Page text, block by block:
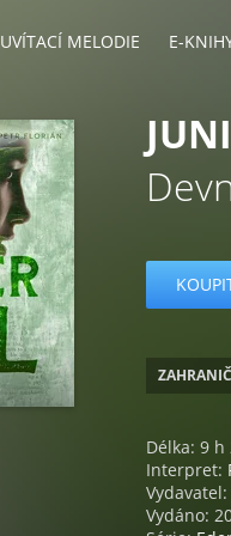
UVÍTACÍ MELODIE E-
Délka: 9 h
Interpret:
Vydavatel:
Vydáno: